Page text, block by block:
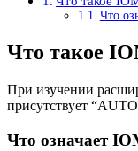
Что
Что такое
При изучении
присутствует
Что означает